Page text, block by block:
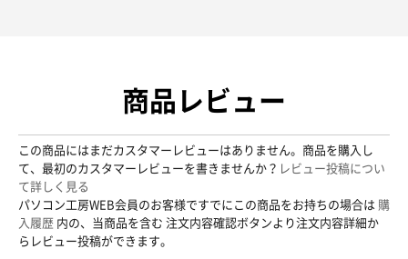
商品レビュー
この商品にはまだカスタマーレビューはありません。商品を購入し
て、最初のカスタマーレビューを書きませんか？ レビュー投稿につい
て詳しく見る
パソコン工房WEB会員のお客様ですでにこの商品をお持ちの場合は 購
入履歴 内の、当商品を含む 注文内容確認ボタンより注文内容詳細か
らレビュー投稿ができます。